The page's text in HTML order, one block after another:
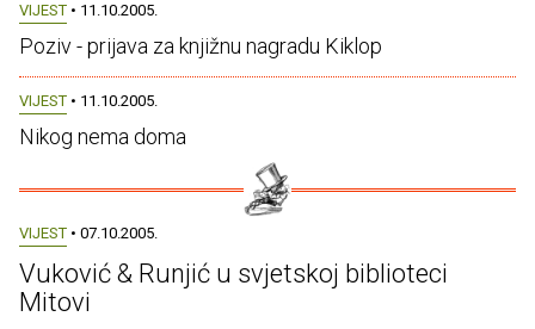
VIJEST • 11.10.2005.
Poziv - prijava za knjižnu nagradu Kiklop
VIJEST • 11.10.2005.
Nikog nema doma
VIJEST • 07.10.2005.
Vuković & Runjić u svjetskoj biblioteci
Mitovi